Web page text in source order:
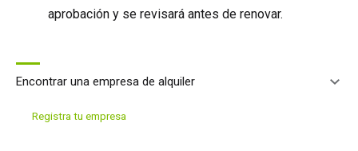
aprobación y se revisará antes de renovar.
Encontrar una empresa de alquiler
Registra tu empresa